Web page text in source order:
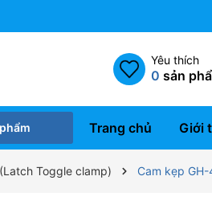
Yêu thích
0 sản
Trang chủ Giới
Toggle clamp) Cam kẹp